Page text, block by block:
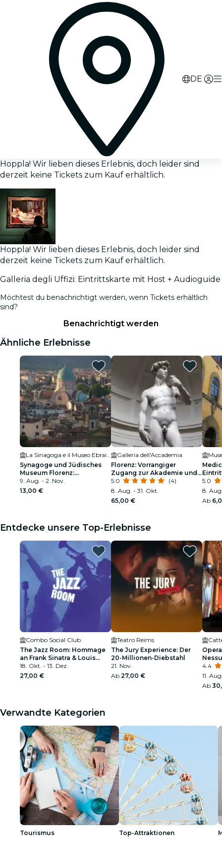
DE
Hoppla! Wir lieben dieses Erlebnis, doch leider sind
derzeit keine Tickets zum Kauf erhältlich.
Hoppla! Wir lieben dieses Erlebnis, doch leider sind
derzeit keine Tickets zum Kauf erhältlich.
Galleria degli Uffizi: Eintrittskarte mit Host + Audioguide
Möchtest du benachrichtigt werden, wenn Tickets erhältlich
sind?
Benachrichtigt werden
Ähnliche Erlebnisse
Synagoge und Jüdisches
Museum Florenz:
Eintrittskarte
9. Aug. - 2. Nov.
13,00 €
Galleria dell'Accademia
Florenz: Vorrangiger
Zugang zur Akademie und
geführte Tour
5.0
(4)
8. Aug. - 31. Okt.
65,00 €
5.0
8.
Ab
Entdecke unsere Top-Erlebnisse
Combo Social Club
The Jazz Room: Hommage
an Frank Sinatra & Louis
Armstrong
18. Okt. - 13. Dez.
27,00 €
Teatro Reims
The Jury Experience: Der
20-Millionen-Diebstahl
21. Nov.
Ab 27,00 €
4.4
11.
Ab
Verwandte Kategorien
Tourismus Top-Attraktionen